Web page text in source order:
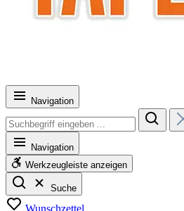
Navigation
Navigation
Werkzeugleiste anzeigen
Suche
Wunschzettel